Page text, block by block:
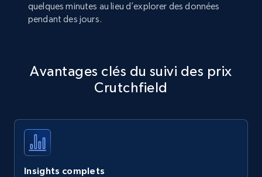
quelques minutes au lieu d’explorer des données
pendant des jours.
Avantages clés du suivi des prix
Crutchfield
Insights complets